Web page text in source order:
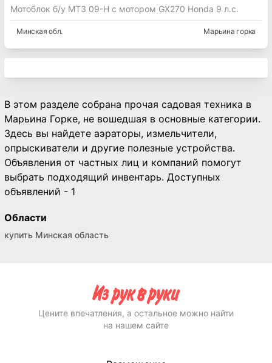
Мотоблок б/у МТЗ 09-H с мотором GX270 Honda 9 л.c.
Минская обл. Марьина горка
В этом разделе собрана прочая садовая техника в
Марьина Горке, не вошедшая в основные категории.
Здесь вы найдете аэраторы, измельчители,
опрыскиватели и другие полезные устройства.
Объявления от частных лиц и компаний помогут
выбрать подходящий инвентарь. Доступных
объявлений - 1
Области
купить Минская область
Цените впечатления, а остальное можно найти
на нашем сайте